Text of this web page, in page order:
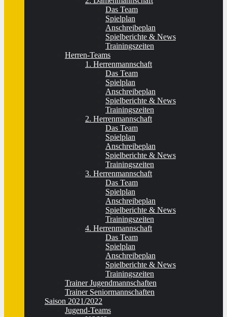
Das Team
Spielplan
Anschreibeplan
Spielberichte & News
Trainingszeiten
Herren-Teams
1. Herrenmannschaft
Das Team
Spielplan
Anschreibeplan
Spielberichte & News
Trainingszeiten
2. Herrenmannschaft
Das Team
Spielplan
Anschreibeplan
Spielberichte & News
Trainingszeiten
3. Herrenmannschaft
Das Team
Spielplan
Anschreibeplan
Spielberichte & News
Trainingszeiten
4. Herrenmannschaft
Das Team
Spielplan
Anschreibeplan
Spielberichte & News
Trainingszeiten
Trainer Jugendmannschaften
Trainer Seniormannschaften
Saison 2021/2022
Jugend-Teams